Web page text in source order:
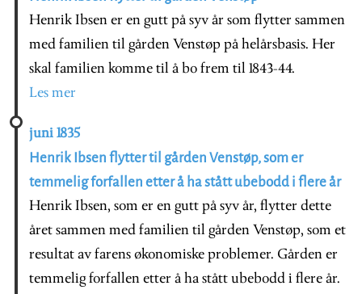
Henrik Ibsen er en gutt på syv år som flytter sammen
med familien til gården Venstøp på helårsbasis. Her
skal familien komme til å bo frem til 1843-44.
Les mer
juni 1835
Henrik Ibsen flytter til gården Venstøp, som er
temmelig forfallen etter å ha stått ubebodd i flere år
Henrik Ibsen, som er en gutt på syv år, flytter dette
året sammen med familien til gården Venstøp, som et
resultat av farens økonomiske problemer. Gården er
temmelig forfallen etter å ha stått ubebodd i flere år.